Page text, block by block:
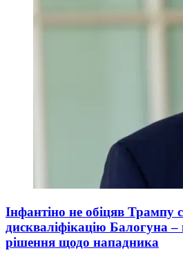
Інфантіно не обіцяв Трампу
дискваліфікацію Балогуна
рішення щодо нападника